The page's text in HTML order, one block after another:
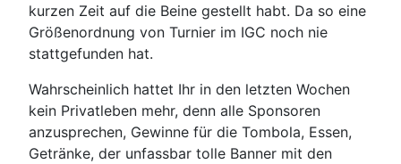
kurzen Zeit auf die Beine gestellt habt. Da so eine
Größenordnung von Turnier im IGC noch nie
stattgefunden hat.
Wahrscheinlich hattet Ihr in den letzten Wochen
kein Privatleben mehr, denn alle Sponsoren
anzusprechen, Gewinne für die Tombola, Essen,
Getränke, der unfassbar tolle Banner mit den